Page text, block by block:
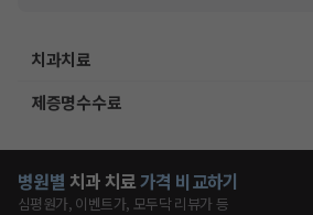
치과치료
제증명수수료
병원별 치과 치료가격 비교하기
심평원가, 이벤트가, 모두닥 리뷰가 등